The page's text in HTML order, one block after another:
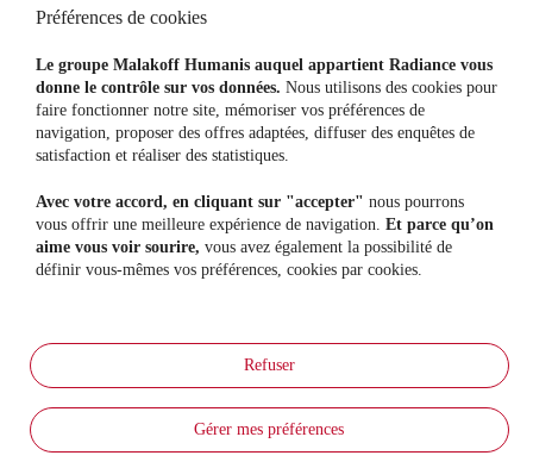
Assurance Auto
Assurance Habitation
Mutuelle Santé
Prévoyance
Protection Juridique
Assurance Sports Loisirs
Mutuelle Santé Pro
Prévoyance Pro
Épargne Retraite Pro
Entreprises
Mutuelle Santé collective
Prévoyance Entreprise
Nous découvrir
Notre raison d'être
Notre gouvernance
Nos conseils
Aide & Services
Foire Aux Questions
Préférences de cookies
Le groupe Malakoff Humanis auquel appartient Radiance vous
donne le contrôle sur vos données. Nous utilisons des cookies pour
faire fonctionner notre site, mémoriser vos préférences de
navigation, proposer des offres adaptées, diffuser des enquêtes de
satisfaction et réaliser des statistiques.
Avec votre accord, en cliquant sur "accepter" nous pourrons
vous offrir une meilleure expérience de navigation. Et parce qu’on
aime vous voir sourire, vous avez également la possibilité de
définir vous-mêmes vos préférences, cookies par cookies.
Refuser
Gérer mes préférences